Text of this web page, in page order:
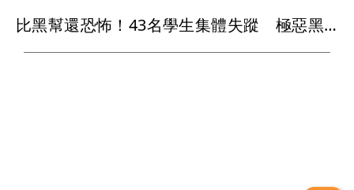
比黑幫還恐怖！43名學生集體失蹤 極惡黑心政客恐涉「器官」買賣